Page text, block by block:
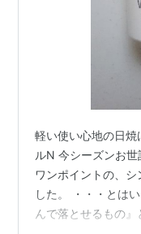
軽い使い心地の日焼
ルN 今シーズンお
ワンポイントの、
した。 ・・・とは
んで落とせるもの』